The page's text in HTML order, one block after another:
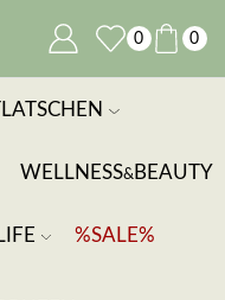
0 0
WELLNESS& BEAUTY
LIFE %SALE%